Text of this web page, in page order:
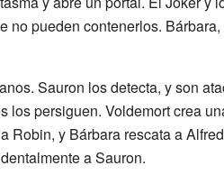
no pueden contenerlos.
Sauron los detecta, y son
persiguen. Voldemort crea
Robin, y Bárbara rescata a
a Sauron.